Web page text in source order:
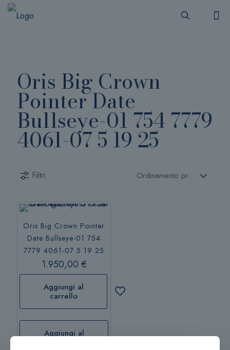
Oris Big Crown
Pointer Date
Bullseye-01 754 7779
4061-07 5 19 25
Filtri
Oris Big Crown Pointer
Date Bullseye-01 754
7779 4061-07 5 19 25
1.950,00 €
Aggiungi al
carrello
Aggiungi al